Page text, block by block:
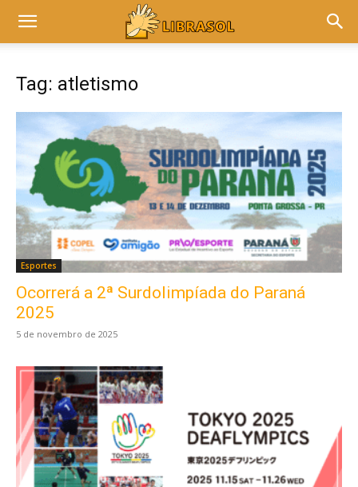
Tag: atletismo
Esportes
Ocorrerá a 2ª Surdolimpíada do Paraná
2025
5 de novembro de 2025